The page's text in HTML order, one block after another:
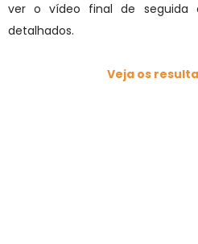
ver o vídeo final de seguida
detalhados.
Veja os